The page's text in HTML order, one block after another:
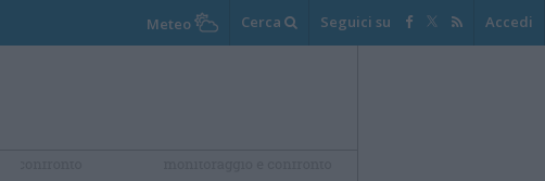
Meteo Cerca Seguici su Accedi